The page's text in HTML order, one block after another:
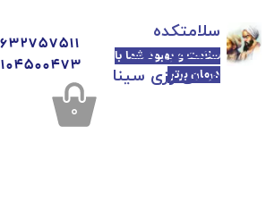
سلامت و بهبود شما با
درمان برتر
​​​​سلامتکده
تخصصی طب
سنتی رازی سینا
۰